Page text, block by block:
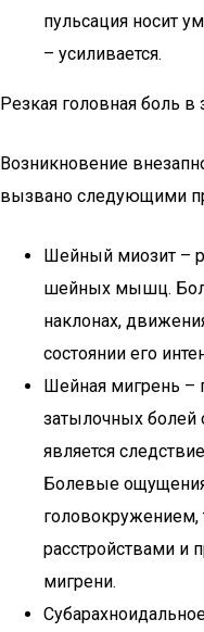
пульсация носит
– усиливается.
Резкая головная боль в
Возникновение
вызвано следующими
Шейный миозит –
шейных мышц.
наклонах,
состоянии его
Шейная мигрень –
затылочных болей
является
Болевые
расстройствами и
мигрени.